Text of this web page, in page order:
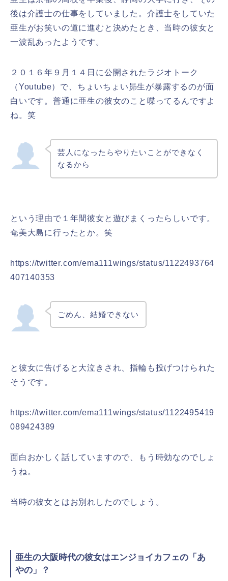
後は介護士の仕事をしていました。介護士をしていた
亜生がお笑いの道に進むと決めたとき、当時の彼女と
一波乱あったようです。
２０１６年９月１４日に公開されたラジオトーク
（Youtube）で、ちょいちょい昴生が暴露するのが面
白いです。普通に亜生の彼女のこと喋ってるんですよ
ね。笑
芸人になったらやりたいことができなく
なるから
という理由で１年間彼女と遊びまくったらしいです。
奄美大島に行ったとか。笑
https://twitter.com/ema111wings/status/1122493764
407140353
ごめん、結婚できない
と彼女に告げると大泣きされ、指輪も投げつけられた
そうです。
https://twitter.com/ema111wings/status/1122495419
089424389
面白おかしく話していますので、もう時効なのでしょ
うね。
当時の彼女とはお別れしたのでしょう。
亜生の大阪時代の彼女はエンジョイカフェの「あ
やの」？